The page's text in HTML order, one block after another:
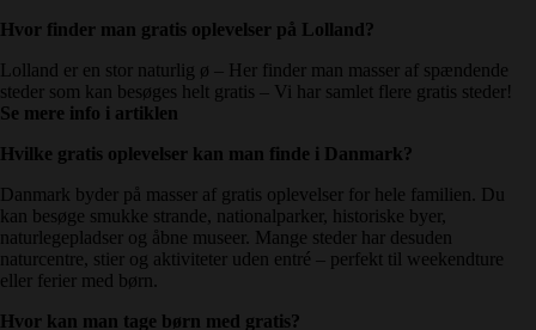
Hvor finder man gratis oplevelser på Lolland?
Lolland er en stor naturlig ø – Her finder man masser af spændende
steder som kan besøges helt gratis – Vi har samlet flere gratis steder!
Se mere info i artiklen
Hvilke gratis oplevelser kan man finde i Danmark?
Danmark byder på masser af gratis oplevelser for hele familien. Du
kan besøge smukke strande, nationalparker, historiske byer,
naturlegepladser og åbne museer. Mange steder har desuden
naturcentre, stier og aktiviteter uden entré – perfekt til weekendture
eller ferier med børn.
Hvor kan man tage børn med gratis?